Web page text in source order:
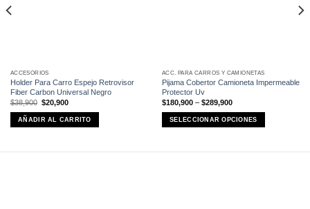
ACCESORIOS
Holder Para Carro Espejo Retrovisor
Fiber Carbon Universal Negro
$38,900 El
precio
original
era:
$38,900.
$20,900El
actual
es:
$20,900.
AÑADIR AL CARRITO
ACC. PARA CARROS Y CAMIONETAS
Pijama Cobertor Camioneta Impermeable
Protector Uv
$180,900– $289,900
SELECCIONAR OPCIONES